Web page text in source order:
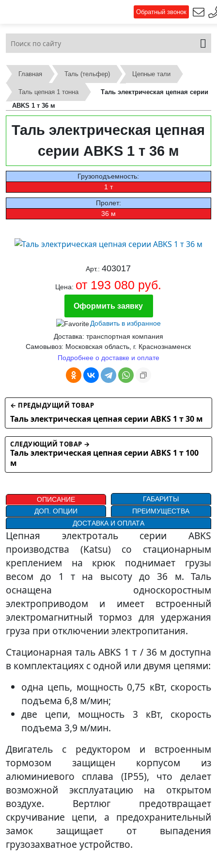
Обратный звонок
Главная Таль (тельфер) Цепные тали
Таль цепная 1 тонна
Таль электрическая цепная серии
ABKS 1 т 36 м
Таль электрическая цепная
серии ABKS 1 т 36 м
Грузоподъемность:
1 т
Пролет:
36 м
Арт.:403017
Цена: от 193 080 руб.
Оформить заявку
Добавить в избранное
Доставка: транспортная компания
Самовывоз: Московская область, г. Краснознаменск
Подробнее о доставке и оплате
← ПРЕДЫДУЩИЙ ТОВАР
Таль электрическая цепная серии ABKS 1 т 30 м
СЛЕДУЮЩИЙ ТОВАР →
Таль электрическая цепная серии ABKS 1 т 100
м
ОПИСАНИЕ
ГАБАРИТЫ
ДОП. ОПЦИИ
ПРЕИМУЩЕСТВА
ДОСТАВКА И ОПЛАТА
Цепная электроталь серии ABKS
производства (Katsu) со стационарным
креплением на крюк поднимает грузы
весом до 1 т на высоту до 36 м. Таль
оснащена односкоростным
электроприводом и имеет встроенный
электромагнитный тормоз для удержания
груза при отключении электропитания.
Стационарная таль ABKS 1 т / 36 м доступна
в комплектациях с одной или двумя цепями:
одна цепь, мощность 0,75 кВт, скорость
подъема 6,8 м/мин;
две цепи, мощность 3 кВт, скорость
подъема 3,9 м/мин.
Двигатель с редуктором и встроенным
тормозом защищен корпусом из
алюминиевого сплава (IP55), что делает
возможной эксплуатацию на открытом
воздухе. Вертлюг предотвращает
скручивание цепи, а предохранительный
замок защищает от выпадения
грузозахватное устройство.